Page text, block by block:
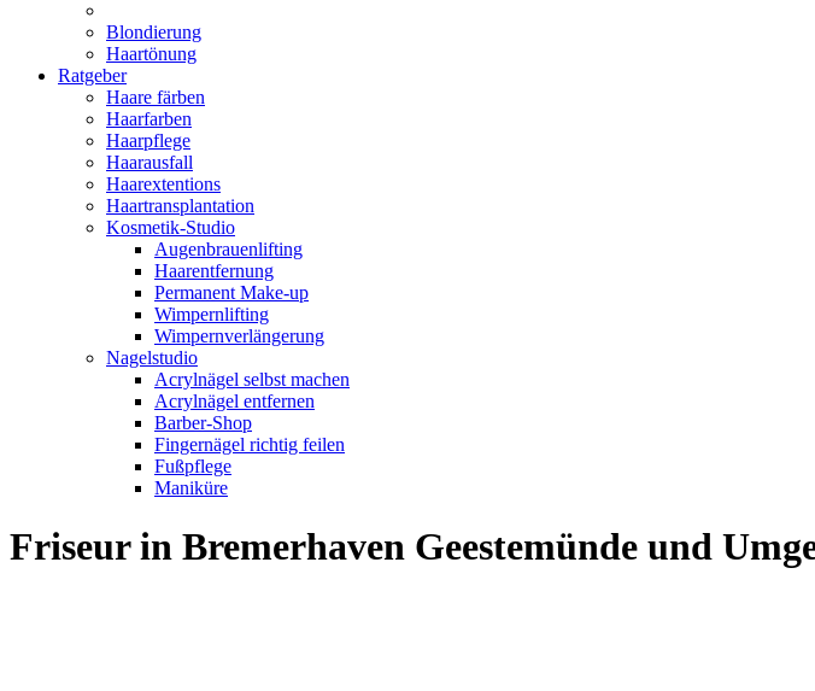
Blondierung
Haartönung
Ratgeber
Haare färben
Haarfarben
Haarpflege
Haarausfall
Haarextentions
Haartransplantation
Kosmetik-Studio
Augenbrauenlifting
Haarentfernung
Permanent Make-up
Wimpernlifting
Wimpernverlängerung
Nagelstudio
Acrylnägel selbst machen
Acrylnägel entfernen
Barber-Shop
Fingernägel richtig feilen
Fußpflege
Maniküre
Friseur in Bremerhaven Geestemünde und